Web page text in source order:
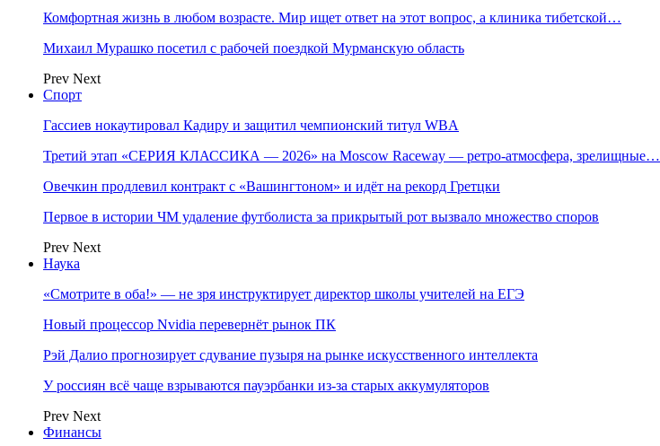
Комфортная жизнь в любом возрасте. Мир ищет ответ на этот вопрос, а клиника тибетской…
Михаил Мурашко посетил с рабочей поездкой Мурманскую область
Prev Next
Спорт
Гассиев нокаутировал Кадиру и защитил чемпионский титул WBA
Третий этап «СЕРИЯ КЛАССИКА — 2026» на Moscow Raceway — ретро‑атмосфера, зрелищные…
Овечкин продлевил контракт с «Вашингтоном» и идёт на рекорд Гретцки
Первое в истории ЧМ удаление футболиста за прикрытый рот вызвало множество споров
Prev Next
Наука
«Смотрите в оба!» — не зря инструктирует директор школы учителей на ЕГЭ
Новый процессор Nvidia перевернёт рынок ПК
Рэй Далио прогнозирует сдувание пузыря на рынке искусственного интеллекта
У россиян всё чаще взрываются пауэрбанки из-за старых аккумуляторов
Prev Next
Финансы